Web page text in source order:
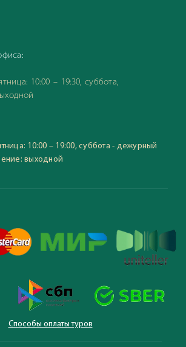
10:00 – 19:30, суббота,
10:00 – 19:00, суббота - дежурный
выходной
Способы оплаты туров